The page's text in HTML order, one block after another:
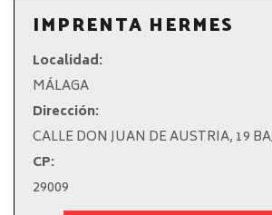
IMPRENTA HERMES
Localidad:
MÁLAGA
Dirección:
CALLE DON JUAN DE AUSTRIA, 19
CP:
29009